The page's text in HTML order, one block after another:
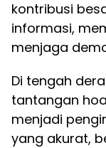
kontribusi
informasi,
menjaga
Di tengah
tantangan
menjadi
yang akurat,